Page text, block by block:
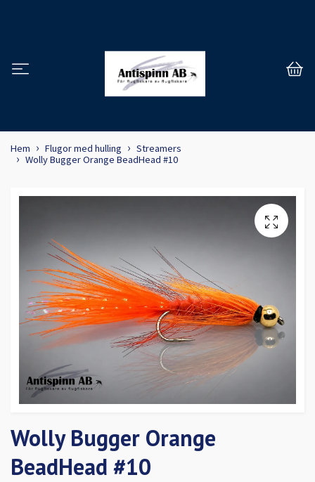
Hem Flugor med hulling
Streamers
Wolly Bugger Orange BeadHead #10
Wolly Bugger Orange
BeadHead #10